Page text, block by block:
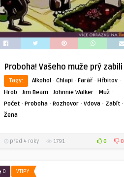
Proboha! Vašeho muže prý zabili
Tagy: Alkohol · Chlapi · Farář · Hřbitov ·
Hrob · Jim Beam · Johnnie Walker · Muž ·
Počet · Proboha · Rozhovor · Vdova · Zabít ·
Žena
před 4 roky 1791 0 0
0 VTIPY